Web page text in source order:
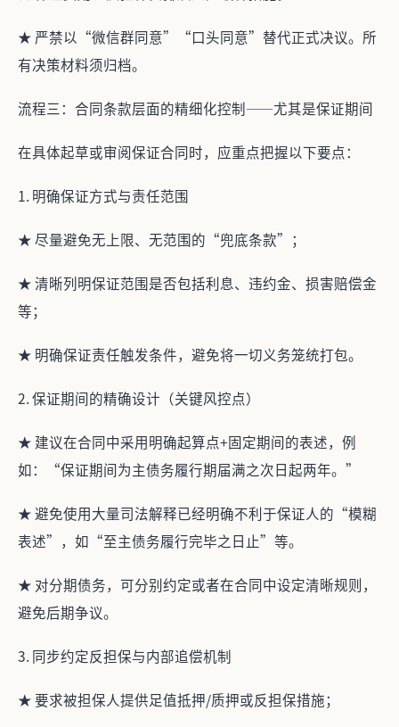
★ 严禁以“微信群同意”“口头同意”替代正式决议。所
有决策材料须归档。
流程三：合同条款层面的精细化控制——尤其是保证期间
在具体起草或审阅保证合同时，应重点把握以下要点：
1. 明确保证方式与责任范围
★ 尽量避免无上限、无范围的“兜底条款”；
★ 清晰列明保证范围是否包括利息、违约金、损害赔偿金
等；
★ 明确保证责任触发条件，避免将一切义务笼统打包。
2. 保证期间的精确设计（关键风控点）
★ 建议在合同中采用明确起算点+固定期间的表述，例
如：“保证期间为主债务履行期届满之次日起两年。”
★ 避免使用大量司法解释已经明确不利于保证人的“模糊
表述”，如“至主债务履行完毕之日止”等。
★ 对分期债务，可分别约定或者在合同中设定清晰规则，
避免后期争议。
3. 同步约定反担保与内部追偿机制
★ 要求被担保人提供足值抵押/质押或反担保措施；